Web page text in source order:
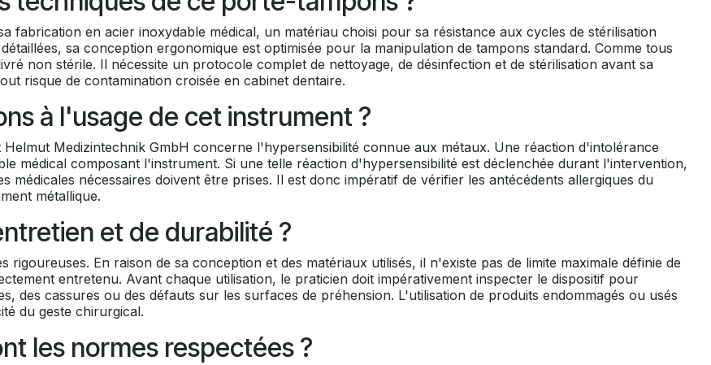
fabrication en acier inoxydable médical, un matériau choisi pour sa résistance aux cycles de stérilisation
sa conception ergonomique est optimisée pour la manipulation de tampons standard. Comme tous
non stérile. Il nécessite un protocole complet de nettoyage, de désinfection et de stérilisation avant sa
risque de contamination croisée en cabinet dentaire.
à l'usage de cet instrument ?
Medizintechnik GmbH concerne l'hypersensibilité connue aux métaux. Une réaction d'intolérance
médical composant l'instrument. Si une telle réaction d'hypersensibilité est déclenchée durant l'intervention,
médicales nécessaires doivent être prises. Il est donc impératif de vérifier les antécédents allergiques du
métallique.
et de durabilité ?
rigoureuses. En raison de sa conception et des matériaux utilisés, il n'existe pas de limite maximale définie de
entretenu. Avant chaque utilisation, le praticien doit impérativement inspecter le dispositif pour
des cassures ou des défauts sur les surfaces de préhension. L'utilisation de produits endommagés ou usés
du geste chirurgical.
les normes respectées ?